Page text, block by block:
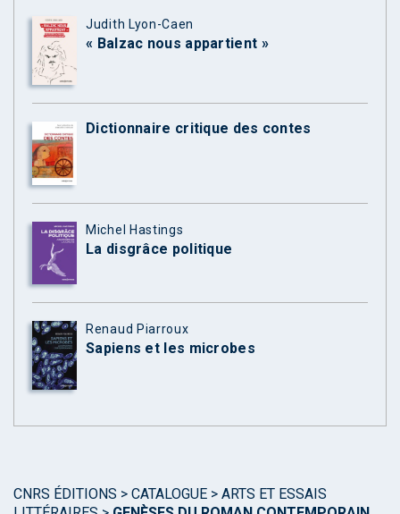
Judith Lyon-Caen
« Balzac nous appartient »
Dictionnaire critique des contes
Michel Hastings
La disgrâce politique
Renaud Piarroux
Sapiens et les microbes
CNRS ÉDITIONS > CATALOGUE > ARTS ET ESSAIS